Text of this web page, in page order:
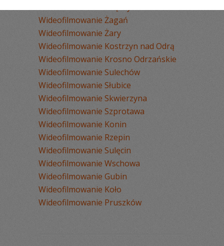
Wideofilmowanie Żagań
Wideofilmowanie Żary
Wideofilmowanie Kostrzyn nad Odrą
Wideofilmowanie Krosno Odrzańskie
Wideofilmowanie Sulechów
Wideofilmowanie Słubice
Wideofilmowanie Skwierzyna
Wideofilmowanie Szprotawa
Wideofilmowanie Konin
Wideofilmowanie Rzepin
Wideofilmowanie Sulęcin
Wideofilmowanie Wschowa
Wideofilmowanie Gubin
Wideofilmowanie Koło
Wideofilmowanie Pruszków